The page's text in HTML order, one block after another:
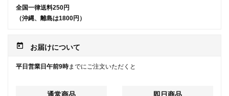
全国一律送料250円
（沖縄、離島は1800円）
today お届けについて
平日営業日午前9時までにご注文いただくと